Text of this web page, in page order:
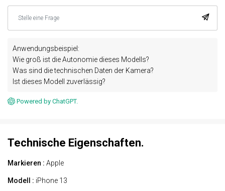
Anwendungsbeispiel:
Wie groß ist die Autonomie dieses Modells?
Was sind die technischen Daten der Kamera?
Ist dieses Modell zuverlässig?
Powered by ChatGPT.
Technische Eigenschaften.
Markieren : Apple
Modell : iPhone 13